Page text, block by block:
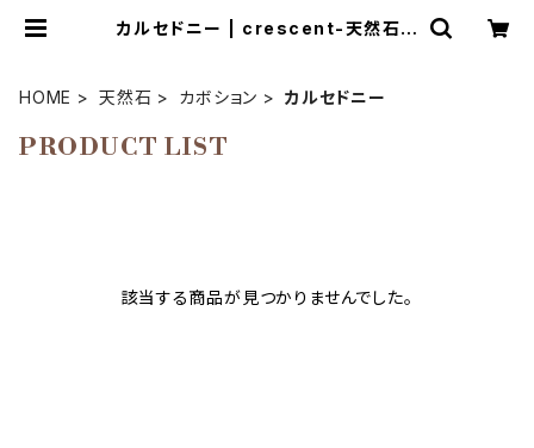
カルセドニー | crescent-天然石ア
HOME 天然石 カボション カルセドニー
PRODUCT LIST
該当する商品が見つかりませんでした。